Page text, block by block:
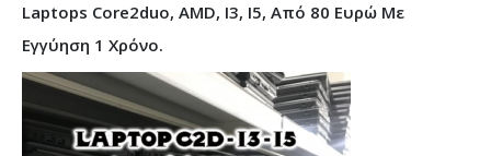
Laptops Core2duo, AMD, I3, I5, Από 80 Ευρώ Με
Εγγύηση 1 Χρόνο.